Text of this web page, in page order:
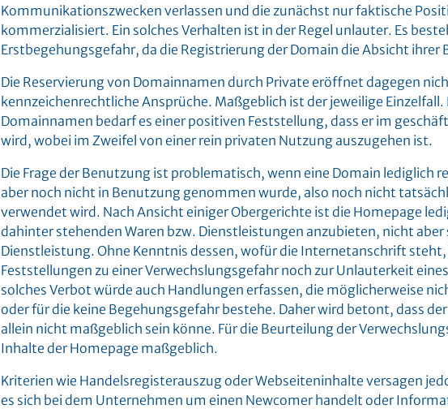
Kommunikationszwecken verlassen und die zunächst nur faktische
kommerzialisiert. Ein solches Verhalten ist in der Regel unlauter. Es
Erstbegehungsgefahr, da die Registrierung der Domain die Absicht ihrer
Die Reservierung von Domainnamen durch Private eröffnet dagegen
kennzeichenrechtliche Ansprüche. Maßgeblich ist der jeweilige Einzelfall.
Domainnamen bedarf es einer positiven Feststellung, dass er im
wird, wobei im Zweifel von einer rein privaten Nutzung auszugehen ist.
Die Frage der Benutzung ist problematisch, wenn eine Domain lediglich
aber noch nicht in Benutzung genommen wurde, also noch nicht
verwendet wird. Nach Ansicht einiger Obergerichte ist die Homepage
dahinter stehenden Waren bzw. Dienstleistungen anzubieten, nicht aber
Dienstleistung. Ohne Kenntnis dessen, wofür die Internetanschrift steht,
Feststellungen zu einer Verwechslungsgefahr noch zur Unlauterkeit
solches Verbot würde auch Handlungen erfassen, die möglicherweise
oder für die keine Begehungsgefahr bestehe. Daher wird betont, dass
allein nicht maßgeblich sein könne. Für die Beurteilung der
Inhalte der Homepage maßgeblich.
Kriterien wie Handelsregisterauszug oder Webseiteninhalte versagen
es sich bei dem Unternehmen um einen Newcomer handelt oder